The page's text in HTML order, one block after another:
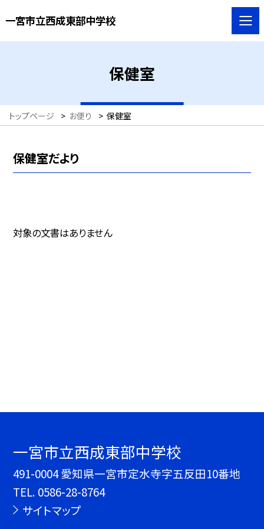
一宮市立西成東部中学校
保健室
トップページ > お便り > 保健室
保健室だより
対象の文書はありません
一宮市立西成東部中学校
491-0004 愛知県一宮市定水寺字五反田10番地
TEL. 0586-28-8764
サイトマップ